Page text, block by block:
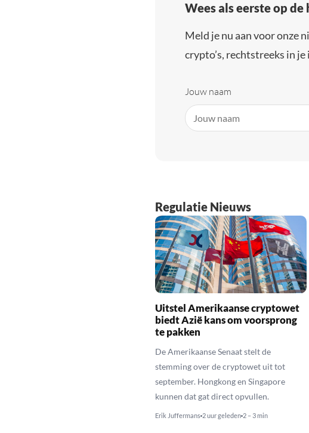
Wees als eerste op
Meld je nu aan voor onze
crypto’s, rechtstreeks in je
Jouw naam
Regulatie Nieuws
Uitstel Amerikaanse cryptowet
biedt Azië kans om voorsprong
te pakken
De Amerikaanse Senaat stelt de
stemming over de cryptowet uit tot
september. Hongkong en Singapore
kunnen dat gat direct opvullen.
Erik Juffermans 2 uur geleden 2 – 3 min